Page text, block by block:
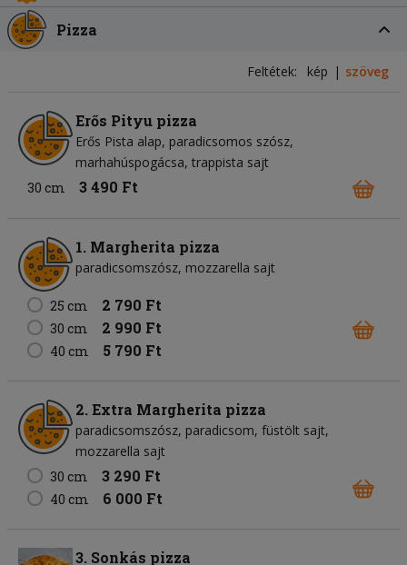
Pizza
Feltétek: kép szöveg
Erős Pityu pizza
Erős Pista alap paradicsomos szósz
marhahúspogácsa trappista sajt
30 cm
3 490 Ft
1. Margherita pizza
paradicsomszósz mozzarella sajt
25 cm 2 790 Ft
30 cm 2 990 Ft
40 cm 5 790 Ft
2. Extra Margherita pizza
paradicsomszósz paradicsom füstölt sajt
mozzarella sajt
30 cm
3 290 Ft
40 cm 6 000 Ft
3. Sonkás pizza